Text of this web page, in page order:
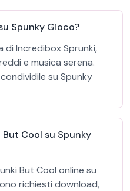
Spunky Gioco?
di Incredibox Sprunki,
e musica serena.
su Spunky
But Cool su Spunky
But Cool online su
richiesti download,